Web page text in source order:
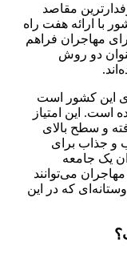
مقاصد
با ارائه هفت راه
مهاجران فراهم
دو روش
این کشور است
است. این امتیاز
و سطح بالای
و جذاب برای
یک جامعه
می‌توانند
که در این